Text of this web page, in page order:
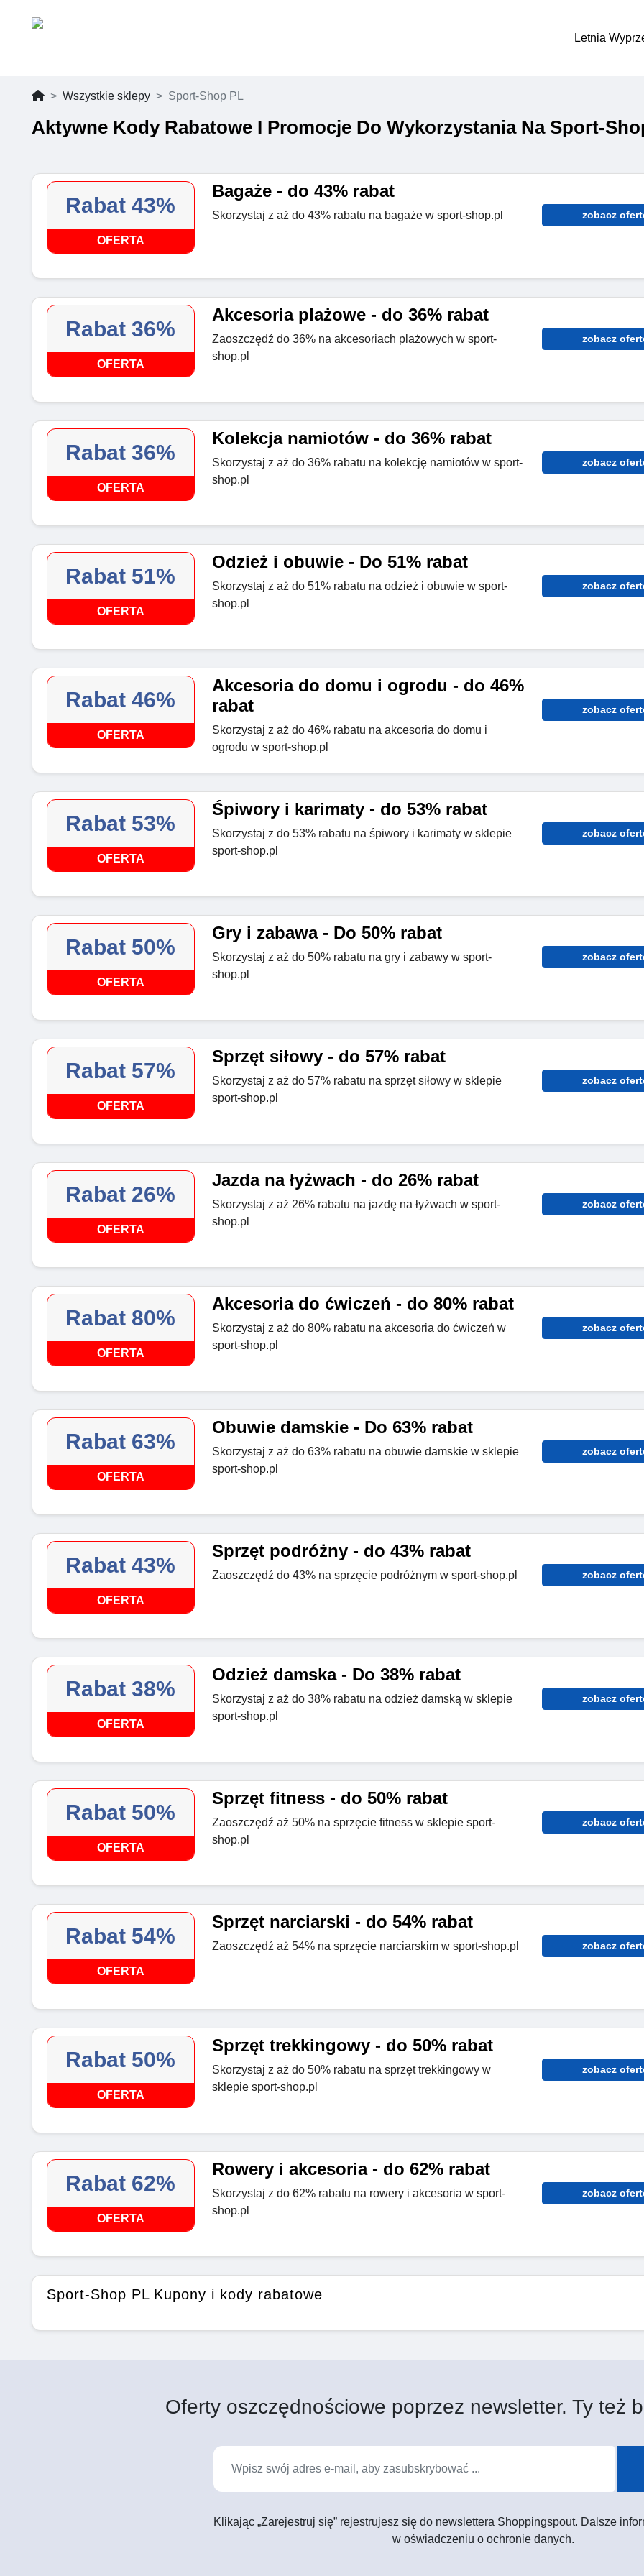
Letnia
Wszystkie sklepy Sport-Shop PL
Aktywne Kody Rabatowe I Promocje Do Wykorzystania Na Sport-
Rabat 43%
OFERTA
Bagaże - do 43% rabat
Skorzystaj z aż do 43% rabatu na bagaże w sport-shop.pl zobacz
Rabat 36%
OFERTA
Akcesoria plażowe - do 36% rabat
Zaoszczędź do 36% na akcesoriach plażowych w sport-
shop.pl
zobacz
Rabat 36%
OFERTA
Kolekcja namiotów - do 36% rabat
Skorzystaj z aż do 36% rabatu na kolekcję namiotów w sport-
shop.pl
zobacz
Rabat 51%
OFERTA
Odzież i obuwie - Do 51% rabat
Skorzystaj z aż do 51% rabatu na odzież i obuwie w sport-
shop.pl
zobacz
Rabat 46%
OFERTA
Akcesoria do domu i ogrodu - do 46%
rabat
Skorzystaj z aż do 46% rabatu na akcesoria do domu i
ogrodu w sport-shop.pl
zobacz
Rabat 53%
OFERTA
Śpiwory i karimaty - do 53% rabat
Skorzystaj z do 53% rabatu na śpiwory i karimaty w sklepie
sport-shop.pl
zobacz
Rabat 50%
OFERTA
Gry i zabawa - Do 50% rabat
Skorzystaj z aż do 50% rabatu na gry i zabawy w sport-
shop.pl
zobacz
Rabat 57%
OFERTA
Sprzęt siłowy - do 57% rabat
Skorzystaj z aż do 57% rabatu na sprzęt siłowy w sklepie
sport-shop.pl
zobacz
Rabat 26%
OFERTA
Jazda na łyżwach - do 26% rabat
Skorzystaj z aż 26% rabatu na jazdę na łyżwach w sport-
shop.pl
zobacz
Rabat 80%
OFERTA
Akcesoria do ćwiczeń - do 80% rabat
Skorzystaj z aż do 80% rabatu na akcesoria do ćwiczeń w
sport-shop.pl
zobacz
Rabat 63%
OFERTA
Obuwie damskie - Do 63% rabat
Skorzystaj z aż do 63% rabatu na obuwie damskie w sklepie
sport-shop.pl
zobacz
Rabat 43%
OFERTA
Sprzęt podróżny - do 43% rabat
Zaoszczędź do 43% na sprzęcie podróżnym w sport-shop.pl zobacz
Rabat 38%
OFERTA
Odzież damska - Do 38% rabat
Skorzystaj z aż do 38% rabatu na odzież damską w sklepie
sport-shop.pl
zobacz
Rabat 50%
OFERTA
Sprzęt fitness - do 50% rabat
Zaoszczędź aż 50% na sprzęcie fitness w sklepie sport-
shop.pl
zobacz
Rabat 54%
OFERTA
Sprzęt narciarski - do 54% rabat
Zaoszczędź aż 54% na sprzęcie narciarskim w sport-shop.pl zobacz
Rabat 50%
OFERTA
Sprzęt trekkingowy - do 50% rabat
Skorzystaj z aż do 50% rabatu na sprzęt trekkingowy w
sklepie sport-shop.pl
zobacz
Rabat 62%
OFERTA
Rowery i akcesoria - do 62% rabat
Skorzystaj z do 62% rabatu na rowery i akcesoria w sport-
shop.pl
zobacz
Sport-Shop PL Kupony i kody rabatowe
Oferty oszczędnościowe poprzez newsletter. Ty też
Klikając „Zarejestruj się” rejestrujesz się do newslettera Shoppingspout. Dalsze
w oświadczeniu o ochronie danych.